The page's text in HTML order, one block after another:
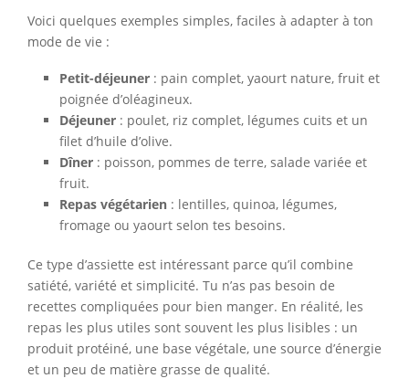
Voici quelques exemples simples, faciles à adapter à ton
mode de vie :
Petit-déjeuner : pain complet, yaourt nature, fruit et
poignée d’oléagineux.
Déjeuner : poulet, riz complet, légumes cuits et un
filet d’huile d’olive.
Dîner : poisson, pommes de terre, salade variée et
fruit.
Repas végétarien : lentilles, quinoa, légumes,
fromage ou yaourt selon tes besoins.
Ce type d’assiette est intéressant parce qu’il combine
satiété, variété et simplicité. Tu n’as pas besoin de
recettes compliquées pour bien manger. En réalité, les
repas les plus utiles sont souvent les plus lisibles : un
produit protéiné, une base végétale, une source d’énergie
et un peu de matière grasse de qualité.